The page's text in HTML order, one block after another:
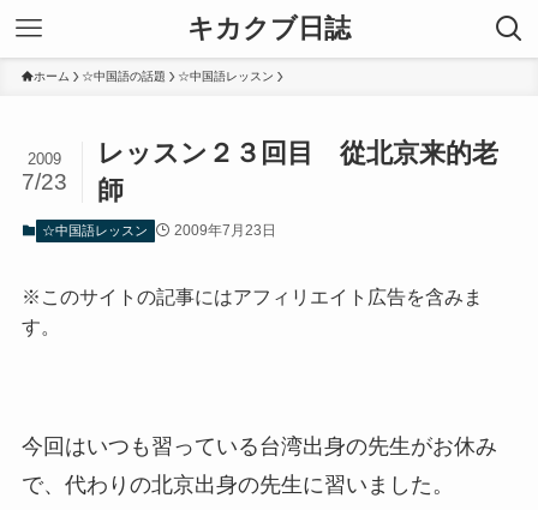
キカクブ日誌
ホーム ☆中国語の話題 ☆中国語レッスン
レッスン２３回目 從北京来的老
師
2009
7/23
☆中国語レッスン 2009年7月23日
※このサイトの記事にはアフィリエイト広告を含みま
す。
今回はいつも習っている台湾出身の先生がお休み
で、代わりの北京出身の先生に習いました。